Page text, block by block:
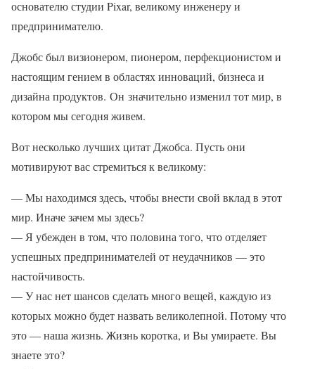
основателю студии Pixar, великому инженеру и
предпринимателю.
Джобс был визионером, пионером, перфекционистом и
настоящим гением в областях инноваций, бизнеса и
дизайна продуктов. Он значительно изменил тот мир, в
котором мы сегодня живем.
Вот несколько лучших цитат Джобса. Пусть они
мотивируют вас стремиться к великому:
— Мы находимся здесь, чтобы внести свой вклад в этот
мир. Иначе зачем мы здесь?
— Я убежден в том, что половина того, что отделяет
успешных предпринимателей от неудачников — это
настойчивость.
— У нас нет шансов сделать много вещей, каждую из
которых можно будет назвать великолепной. Потому что
это — наша жизнь. Жизнь коротка, и Вы умираете. Вы
знаете это?